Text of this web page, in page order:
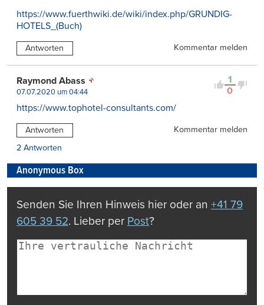
https://www.fuerthwiki.de/wiki/index.php/GRUNDIG-
HOTELS_(Buch)
Antworten Kommentar melden
1
0
Raymond Abass
07.07.2020 um 04:44
https://www.tophotel-consultants.com/
Antworten
Kommentar melden
2 Antworten
Anonymous Box
Senden Sie Ihren Hinweis hier oder an +41 79
605 39 52. Lieber per Post?